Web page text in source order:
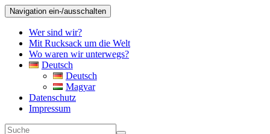
Navigation ein-/ausschalten
Wer sind wir?
Mit Rucksack um die Welt
Wo waren wir unterwegs?
Deutsch
Deutsch
Magyar
Datenschutz
Impressum